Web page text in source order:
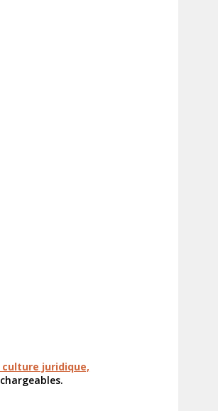
culture juridique,